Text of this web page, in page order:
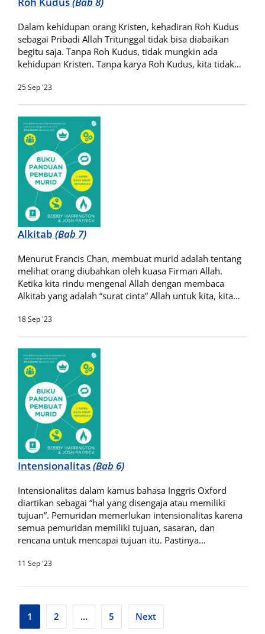
Dalam kehidupan orang Kristen, kehadiran Roh Kudus
sebagai Pribadi Allah Tritunggal tidak bisa diabaikan
begitu saja. Tanpa Roh Kudus, tidak mungkin ada
kehidupan Kristen. Tanpa karya Roh Kudus, kita tidak…
25 Sep '23
Alkitab (Bab 7)
Menurut Francis Chan, membuat murid adalah tentang
melihat orang diubahkan oleh kuasa Firman Allah.
Ketika kita rindu mengenal Allah dengan membaca
Alkitab yang adalah “surat cinta” Allah untuk kita, kita…
18 Sep '23
Intensionalitas(Bab 6)
Intensionalitas dalam kamus bahasa Inggris Oxford
diartikan sebagai “hal yang disengaja atau memiliki
tujuan”. Pemuridan memerlukan intensionalitas karena
semua pemuridan memiliki tujuan, sasaran, dan
rencana untuk mencapai tujuan itu. Pastinya…
11 Sep '23
Posts
1 2 … 5 Next